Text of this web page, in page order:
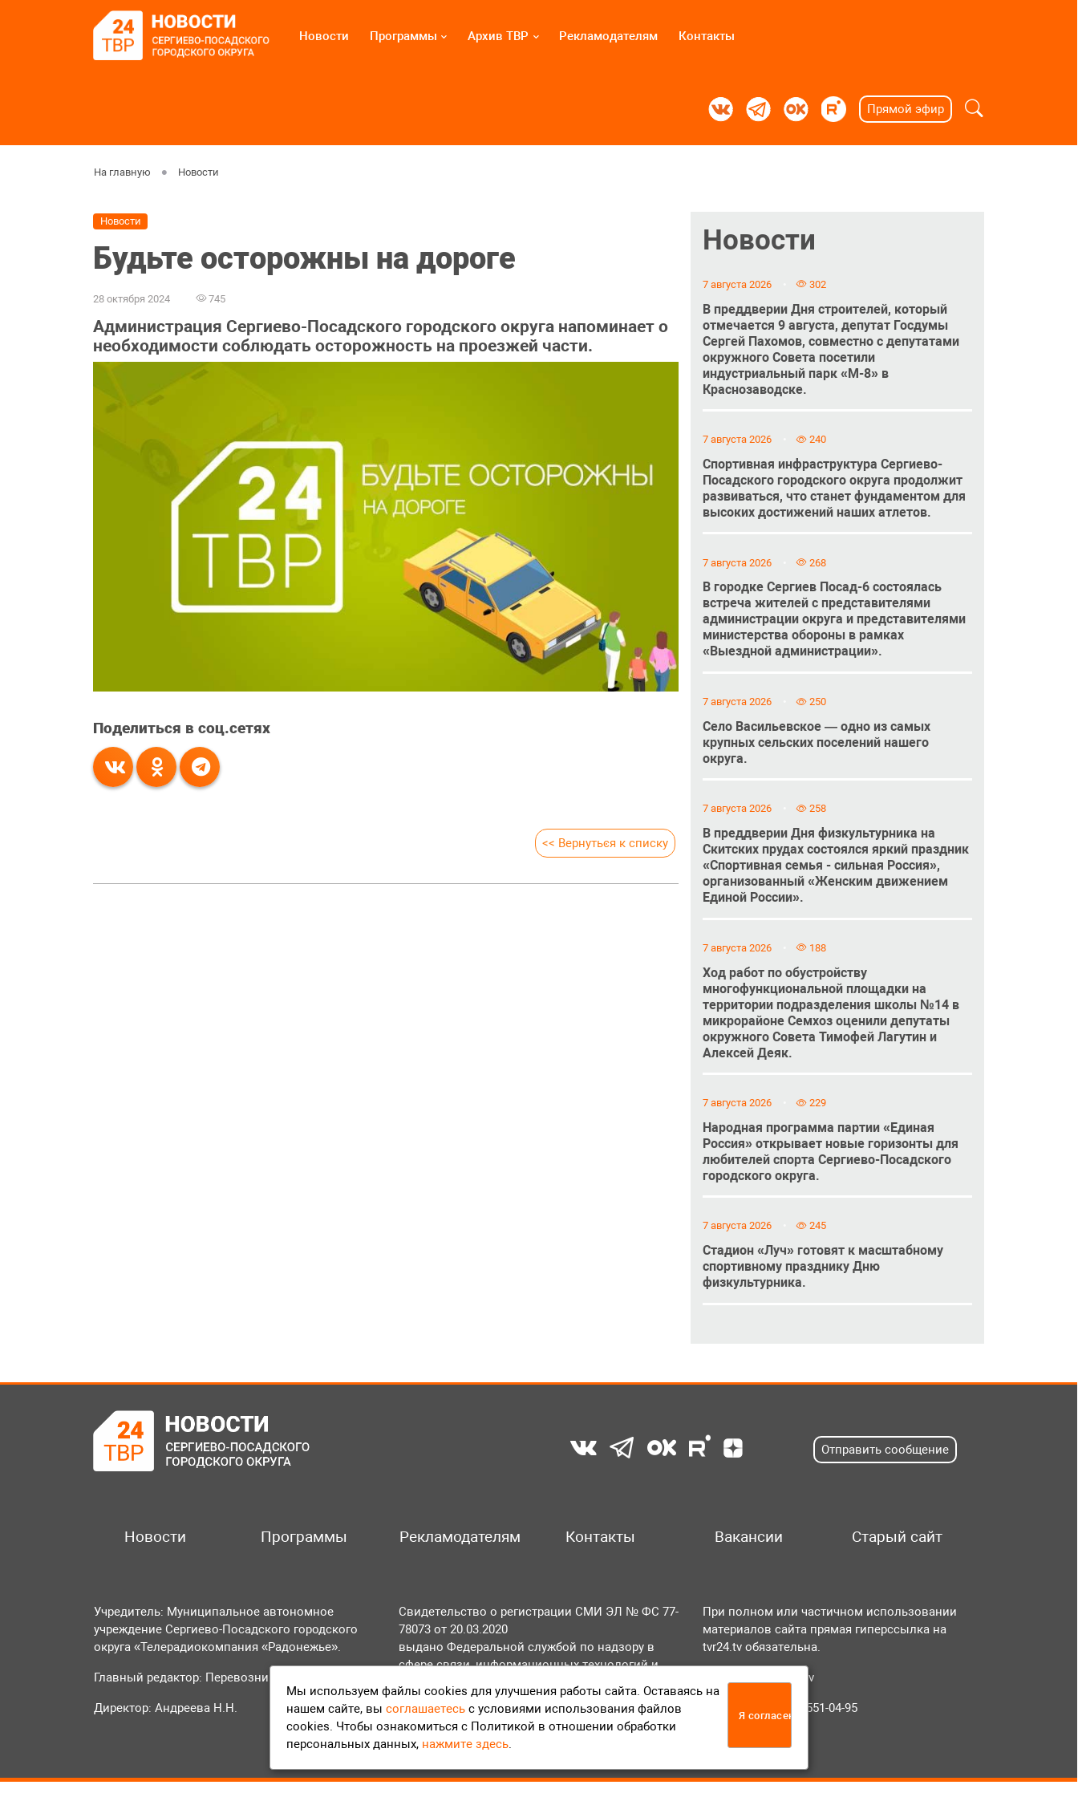
Новости Программы Архив ТВР Рекламодателям Контакты
Прямой эфир
На главную Новости
Новости
Будьте осторожны на дороге
28 октября 2024 745
Администрация Сергиево-Посадского городского округа напоминает о
необходимости соблюдать осторожность на проезжей части.
Поделиться в соц.сетях
<< Вернуться к списку
Новости
7 августа 2026 302
В преддверии Дня строителей, который
отмечается 9 августа, депутат Госдумы
Сергей Пахомов, совместно с депутатами
окружного Совета посетили
индустриальный парк «М-8» в
Краснозаводске.
7 августа 2026 240
Спортивная инфраструктура Сергиево-
Посадского городского округа продолжит
развиваться, что станет фундаментом для
высоких достижений наших атлетов.
7 августа 2026 268
В городке Сергиев Посад-6 состоялась
встреча жителей с представителями
администрации округа и представителями
министерства обороны в рамках
«Выездной администрации».
7 августа 2026 250
Село Васильевское — одно из самых
крупных сельских поселений нашего
округа.
7 августа 2026 258
В преддверии Дня физкультурника на
Скитских прудах состоялся яркий праздник
«Спортивная семья - сильная Россия»,
организованный «Женским движением
Единой России».
7 августа 2026 188
Ход работ по обустройству
многофункциональной площадки на
территории подразделения школы №14 в
микрорайоне Семхоз оценили депутаты
окружного Совета Тимофей Лагутин и
Алексей Деяк.
7 августа 2026 229
Народная программа партии «Единая
Россия» открывает новые горизонты для
любителей спорта Сергиево-Посадского
городского округа.
7 августа 2026 245
Стадион «Луч» готовят к масштабному
спортивному празднику Дню
физкультурника.
Отправить сообщение
Новости Программы Рекламодателям Контакты Вакансии Старый сайт
Учредитель: Муниципальное автономное
учреждение Сергиево-Посадского городского
округа «Телерадиокомпания «Радонежье».
Главный редактор: Перевозникова О.А.
Директор: Андреева Н.Н.
Свидетельство о регистрации СМИ ЭЛ № ФС 77-
78073 от 20.03.2020
выдано Федеральной службой по надзору в
сфере связи, информационных технологий и
массовых коммуникаций (Роскомнадзор).
Положение об обработке персональных данных
Согласие на обработку персональных данных
При полном или частичном использовании
материалов сайта прямая гиперссылка на
tvr24.tv обязательна.
info@tvr24.tv
Телефон: +7 (496) 551-04-95
Мы используем файлы cookies для улучшения работы сайта. Оставаясь на
нашем сайте, вы соглашаетесь с условиями использования файлов
cookies. Чтобы ознакомиться с Политикой в отношении обработки
персональных данных, нажмите здесь.
Я согласен